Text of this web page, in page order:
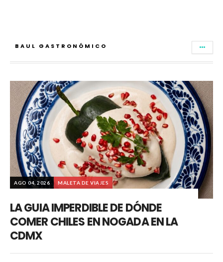
BAUL GASTRONÓMICO
AGO 04, 2026 MALETA DE VIAJES
LA GUIA IMPERDIBLE DE DÓNDE
COMER CHILES EN NOGADA EN LA
CDMX